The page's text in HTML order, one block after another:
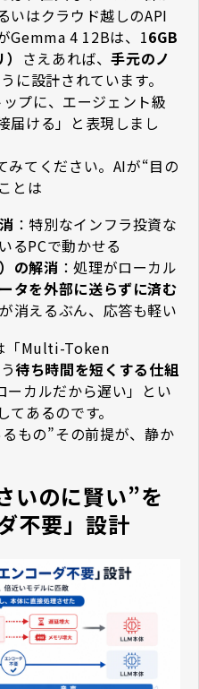
いはクラウド越しのAPI
Gemma 4 12Bは、16GB
さえあれば、手元のノ
に設計されています。
プに、エージェント級
届ける」と表現しまし
みてください。AIが“目の
は――
：特別なインフラ投資な
るPCで動かせる
の解消 ：処理がローカル
タを外部に送らずに済む
消えるぶん、応答も軽い
「Multi-Token
待ち時間を短くする仕組
ーカルだから遅い」とい
あるのです。
もの”――その前提が、静か
いのに賢い”を
不要」設計